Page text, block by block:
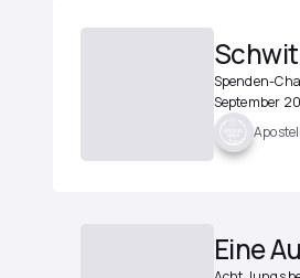
Spenden-
September
Eine